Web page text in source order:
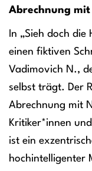
Abrechnung
In „Sieh doch
einen fiktiven
Vadimovich N.,
selbst trägt. Der
Abrechnung mit
Kritiker*innen
ist ein
hochintelligenter